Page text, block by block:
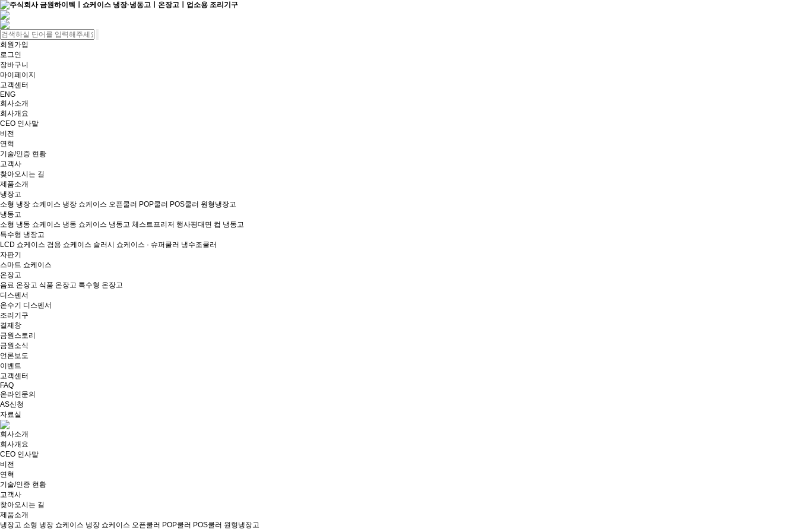
회원가입
로그인
장바구니
마이페이지
고객센터
ENG
회사소개
회사개요
CEO 인사말
비전
연혁
기술/인증 현황
고객사
찾아오시는 길
제품소개
냉장고
소형 냉장 쇼케이스 냉장 쇼케이스 오픈쿨러 POP쿨러 POS쿨러 원형냉장고
냉동고
소형 냉동 쇼케이스 냉동 쇼케이스 냉동고 체스트프리저 행사평대면 컵 냉동고
특수형 냉장고
LCD 쇼케이스 겸용 쇼케이스 슬러시 쇼케이스 · 슈퍼쿨러 냉수조쿨러
자판기
스마트 쇼케이스
온장고
음료 온장고 식품 온장고 특수형 온장고
디스펜서
온수기
디스펜서
조리기구
결제창
금원스토리
금원소식
언론보도
이벤트
고객센터
FAQ
온라인문의
AS신청
자료실
회사소개
회사개요
CEO 인사말
비전
연혁
기술/인증 현황
고객사
찾아오시는 길
제품소개
냉장고 소형 냉장 쇼케이스 냉장 쇼케이스 오픈쿨러 POP쿨러 POS쿨러 원형냉장고